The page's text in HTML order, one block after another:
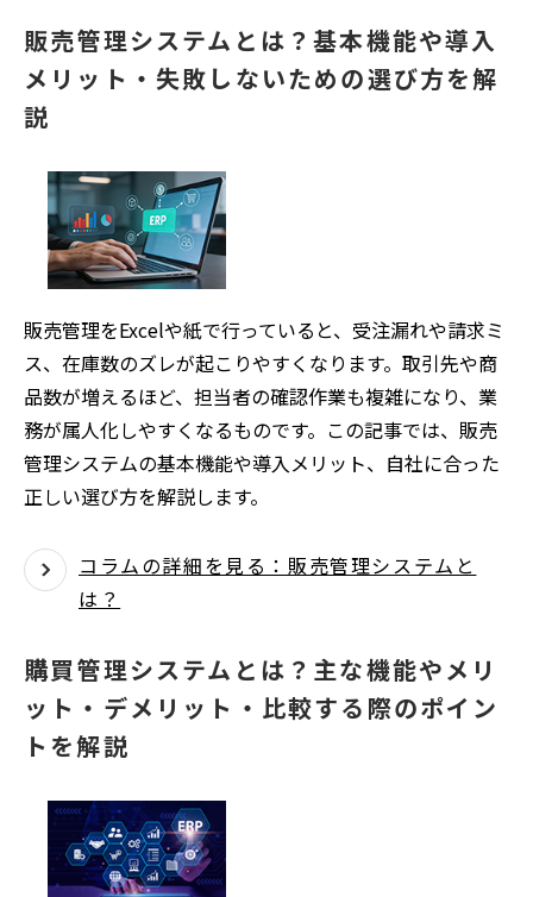
販売管理システムとは？基本機能や導入
メリット・失敗しないための選び方を解
説
販売管理をExcelや紙で行っていると、受注漏れや請求ミ
ス、在庫数のズレが起こりやすくなります。取引先や商
品数が増えるほど、担当者の確認作業も複雑になり、業
務が属人化しやすくなるものです。この記事では、販売
管理システムの基本機能や導入メリット、自社に合った
正しい選び方を解説します。
コラムの詳細を見る：販売管理システムと
は？
購買管理システムとは？主な機能やメリ
ット・デメリット・比較する際のポイン
トを解説